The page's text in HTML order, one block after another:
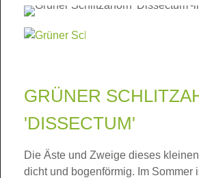
GRÜNER
'DISSECTUM'
Die Äste und Zweige dieses
dicht und bogenförmig. Im Sommer